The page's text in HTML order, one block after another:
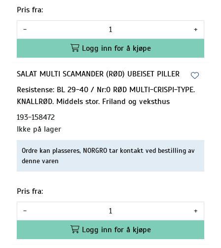
Pris fra:
-
+
Logg inn for å kjøpe
SALAT MULTI SCAMANDER (RØD) UBEISET PILLER
Resistense: BL 29-40 / Nr:0 RØD MULTI-CRISPI-TYPE.
KNALLRØD. Middels stor. Friland og veksthus
193-158472
Ikke på lager
Ordre kan plasseres, NORGRO tar kontakt ved bestilling av
denne varen
Pris fra:
-
+
Logg inn for å kjøpe